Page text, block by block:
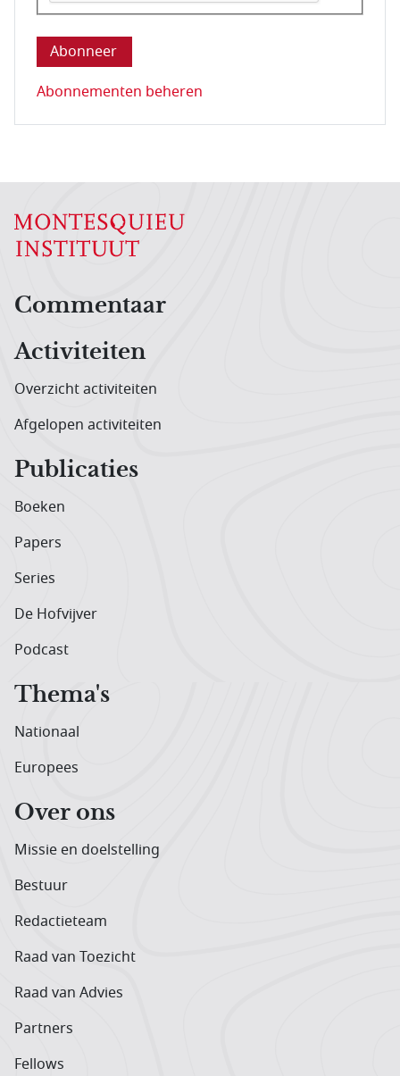
Deze vraag is om te controleren dat u een mens
Abonnementen beheren
Hoofdnavigatiemenu
Commentaar
Activiteiten
Overzicht activiteiten
Afgelopen activiteiten
Publicaties
Boeken
Papers
Series
De Hofvijver
Podcast
Thema's
Nationaal
Europees
Over ons
Missie en doelstelling
Bestuur
Redactieteam
Raad van Toezicht
Raad van Advies
Partners
Fellows